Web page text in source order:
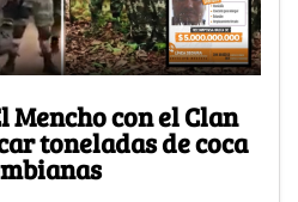
Mencho con el Clan
toneladas de coca